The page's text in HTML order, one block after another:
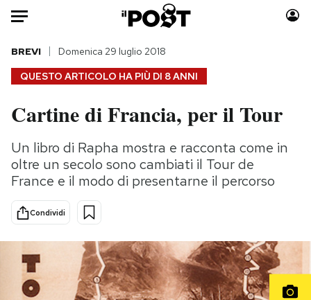
Auto
HOME
Italia
Politica
Tecnologia
Scienza
Economia
Moda
Consumismi
Storie/Idee
Altrecose
Mondiali calcio 2026
QUESTO ARTICOLO HA PIÙ DI 8 ANNI
BREVI Domenica 29 luglio 2018
Cartine di Francia, per il Tour
Un libro di Rapha mostra e racconta come in
oltre un secolo sono cambiati il Tour de
France e il modo di presentarne il percorso
Condividi